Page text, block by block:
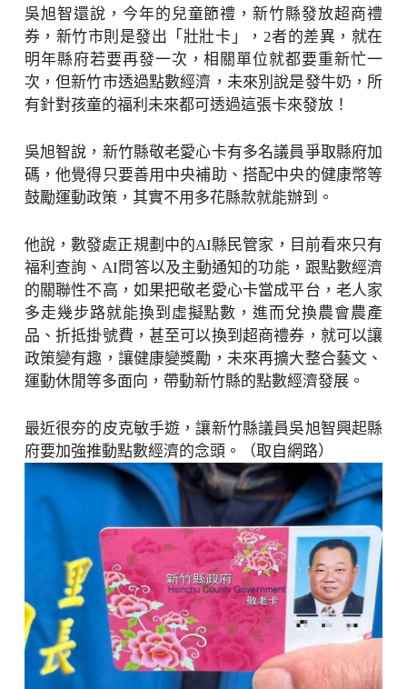
吳旭智還說，今年的兒童節禮，新竹縣發放超商禮
券，新竹市則是發出「壯壯卡」，2者的差異，就在
明年縣府若要再發一次，相關單位就都要重新忙一
次，但新竹市透過點數經濟，未來別說是發牛奶，所
有針對孩童的福利未來都可透過這張卡來發放！
吳旭智說，新竹縣敬老愛心卡有多名議員爭取縣府加
碼，他覺得只要善用中央補助、搭配中央的健康幣等
鼓勵運動政策，其實不用多花縣款就能辦到。
他說，數發處正規劃中的AI縣民管家，目前看來只有
福利查詢、AI問答以及主動通知的功能，跟點數經濟
的關聯性不高，如果把敬老愛心卡當成平台，老人家
多走幾步路就能換到虛擬點數，進而兌換農會農產
品、折抵掛號費，甚至可以換到超商禮券，就可以讓
政策變有趣，讓健康變獎勵，未來再擴大整合藝文、
運動休閒等多面向，帶動新竹縣的點數經濟發展。
最近很夯的皮克敏手遊，讓新竹縣議員吳旭智興起縣
府要加強推動點數經濟的念頭。（取自網路）